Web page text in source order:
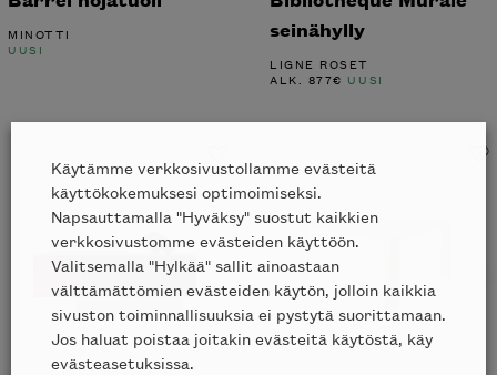
MINOTTI
UUSI
seinähylly
LIGNE ROSET
ALK. 877€ UUSI
Käytämme verkkosivustollamme evästeitä
käyttökokemuksesi optimoimiseksi.
Napsauttamalla "Hyväksy" suostut kaikkien
verkkosivustomme evästeiden käyttöön.
Valitsemalla "Hylkää" sallit ainoastaan
välttämättömien evästeiden käytön, jolloin kaikkia
sivuston toiminnallisuuksia ei pystytä suorittamaan.
Jos haluat poistaa joitakin evästeitä käytöstä, käy
evästeasetuksissa.